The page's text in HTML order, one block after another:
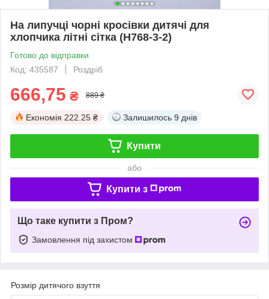
На липучці чорні кросівки дитячі для
хлопчика літні сітка (H768-3-2)
Готово до відправки
Код: 435587
Роздріб
666,75 ₴ 889 ₴
Економія 222.25 ₴ Залишилось 9 днів
Купити
або
Купити з
Що таке купити з Пром?
Замовлення під захистом
Розмір дитячого взуття